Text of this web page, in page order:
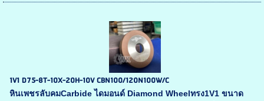
1V1 D75-8T-10X-20H-10V CBN100/120N100W/C
หินเพชรลับคมCarbide ไดมอนด์ Diamond Wheelทรง1V1 ขนาด